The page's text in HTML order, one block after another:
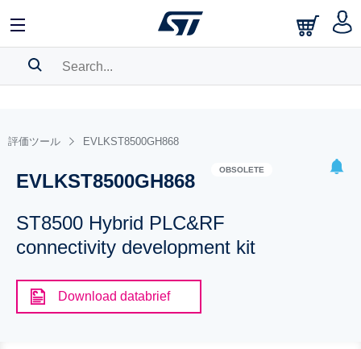
BOOKMARK
to show your saved searches.
評価ツール EVLKST8500GH868
EVLKST8500GH868
OBSOLETE
ST8500 Hybrid PLC&RF
connectivity development kit
Download databrief